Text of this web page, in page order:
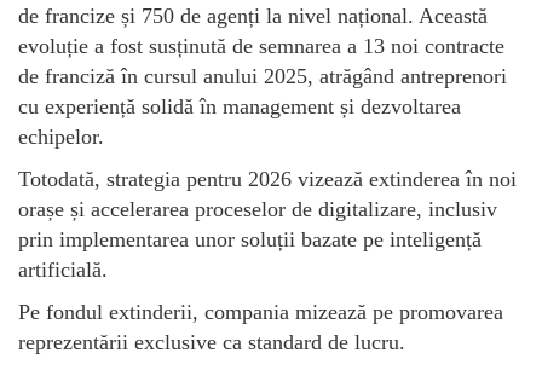
de francize și 750 de agenți la nivel național. Această
evoluție a fost susținută de semnarea a 13 noi contracte
de franciză în cursul anului 2025, atrăgând antreprenori
cu experiență solidă în management și dezvoltarea
echipelor.
Totodată, strategia pentru 2026 vizează extinderea în noi
orașe și accelerarea proceselor de digitalizare, inclusiv
prin implementarea unor soluții bazate pe inteligență
artificială.
Pe fondul extinderii, compania mizează pe promovarea
reprezentării exclusive ca standard de lucru.